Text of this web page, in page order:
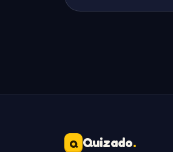
Q Quizado.